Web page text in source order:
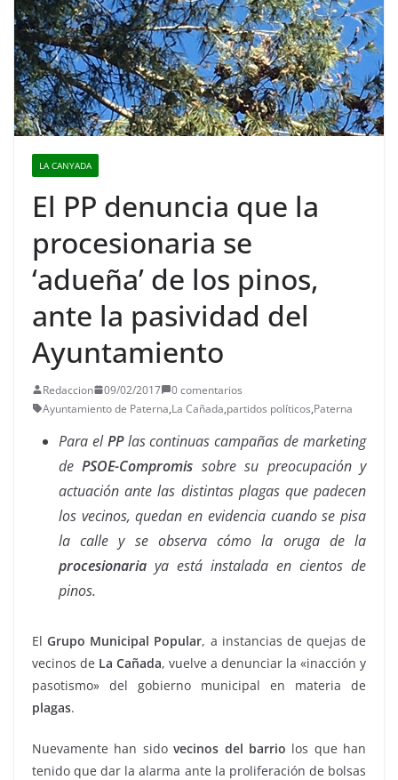
LA CANYADA
El PP denuncia que la
procesionaria se
‘adueña’ de los pinos,
ante la pasividad del
Ayuntamiento
Redaccion 09/02/2017
0 comentarios
Ayuntamiento de Paterna,La Cañada,partidos políticos,Paterna
Para elPPlas continuas campañas de marketing
dePSOE-Compromis sobre su preocupación y
actuación ante las distintas plagas que padecen
los vecinos, quedan en evidencia cuando se pisa
la calle y se observa cómo la oruga de la
procesionaria ya está instalada en cientos de
pinos.
ElGrupo Municipal Popular, a instancias de quejas de
vecinos de La Cañada, vuelve a denunciar la «inacción y
pasotismo» del gobierno municipal en materia de
plagas.
Nuevamente han sidovecinos del barrio los que han
tenido que dar la alarma ante la proliferación de bolsas